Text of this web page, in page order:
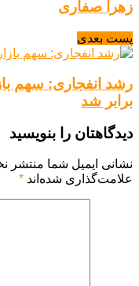
زهرا صفاری
پست بعدی
برابر شد
دیدگاهتان را بنویسید
نشانی ایمیل شما منتشر
علامت‌گذاری شده‌اند *